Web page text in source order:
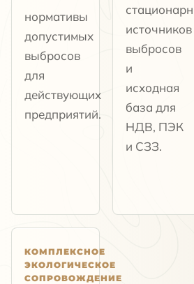
нормативы
допустимых
выбросов
для
действующих
предприятий.
источников
выбросов
и
исходная
база для
НДВ, ПЭК
и СЗЗ.
КОМПЛЕКСНОЕ
ЭКОЛОГИЧЕСКОЕ
СОПРОВОЖДЕНИЕ